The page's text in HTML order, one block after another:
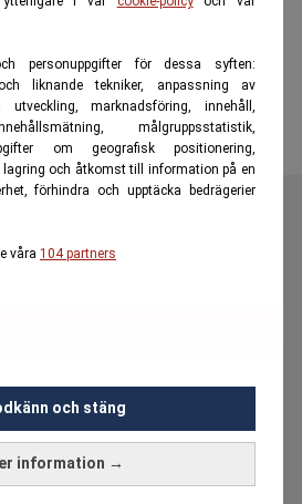
personuppgifter för dessa syften:
liknande tekniker, anpassning av
marknadsföring, innehåll,
målgruppsstatistik,
om geografisk positionering,
lagring och åtkomst till information på en
förhindra och upptäcka bedrägerier
våra 104 partners
information →
och stäng
och kostnadsfri nyhetskanal för
fördjupa dig i ekonomi,
plånboksnära frågor.